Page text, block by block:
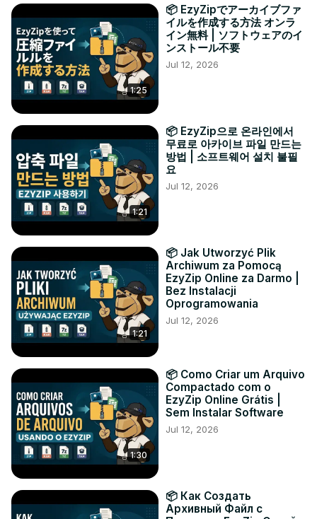
1:25
📦 EzyZipでアーカイブファ
イルを作成する方法 オンラ
イン無料 | ソフトウェアのイ
ンストール不要
Jul 12, 2026
1:21
📦 EzyZip으로 온라인에서
무료로 아카이브 파일 만드는
방법 | 소프트웨어 설치 불필
요
Jul 12, 2026
1:21
📦 Jak Utworzyć Plik
Archiwum za Pomocą
EzyZip Online za Darmo |
Bez Instalacji
Oprogramowania
Jul 12, 2026
1:30
📦 Como Criar um Arquivo
Compactado com o
EzyZip Online Grátis |
Sem Instalar Software
Jul 12, 2026
📦 Как Создать
Архивный Файл с